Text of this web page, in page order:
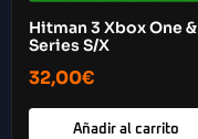
Hitman 3 Xbox One &
Series S/X
32,00€
Añadir al carrito